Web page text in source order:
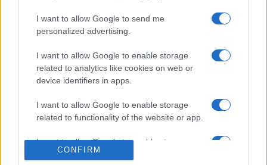
I want to allow Google to send me
personalized advertising.
I want to allow Google to enable storage
related to analytics like cookies on web or
device identifiers in apps.
I want to allow Google to enable storage
related to functionality of the website or app.
I want to allow Google to enable storage
related to personalization.
CONFIRM
lejátszódott fizikai-kémiai folyamatok, így számos szerves
eredményeit bemutató publikáció a Science Advances című
tudományos folyóiratban jelent meg.
A képen a Tissint meteorit egy darabja a Bécsi
Természettudományi Múzeumban. Fotó: Roland Schlager /
APA-PictureDesk via AFP